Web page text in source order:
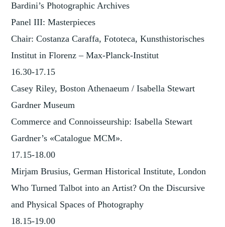
Bardini’s Photographic Archives
Panel III: Masterpieces
Chair: Costanza Caraffa, Fototeca, Kunsthistorisches
Institut in Florenz – Max-Planck-Institut
16.30-17.15
Casey Riley, Boston Athenaeum / Isabella Stewart
Gardner Museum
Commerce and Connoisseurship: Isabella Stewart
Gardner’s «Catalogue MCM».
17.15-18.00
Mirjam Brusius, German Historical Institute, London
Who Turned Talbot into an Artist? On the Discursive
and Physical Spaces of Photography
18.15-19.00